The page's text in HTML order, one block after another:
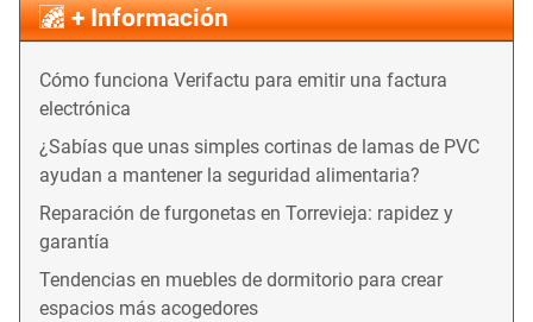
+ Información
Cómo funciona Verifactu para emitir una factura
electrónica
¿Sabías que unas simples cortinas de lamas de PVC
ayudan a mantener la seguridad alimentaria?
Reparación de furgonetas en Torrevieja: rapidez y
garantía
Tendencias en muebles de dormitorio para crear
espacios más acogedores